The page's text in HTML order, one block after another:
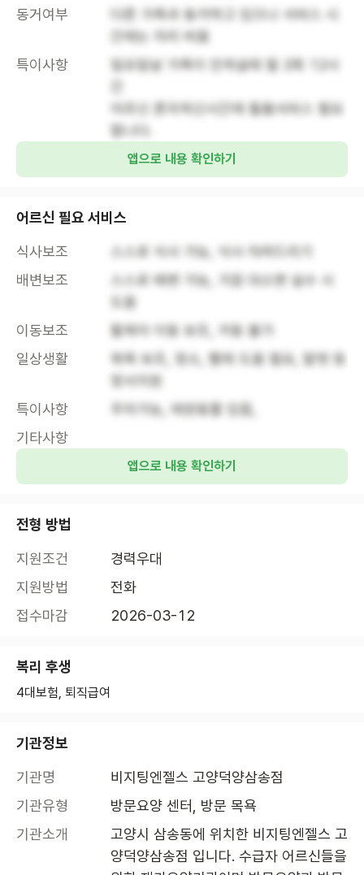
동거여부
다른 가족과 동거하고 있으나 서비스 시
간에는 자리 비움
특이사항
일요일날 가족이 안계실때 월 2회 12시
어르신 혼자계신시간에 돌봄서비스 필요
합니다.
앱으로 내용 확인하기
어르신 필요 서비스
식사보조
스스로 식사 가능, 식사 차려드리기
배변보조
스스로 배변 가능, 가끔 대소변 실수 시
도움
이동보조
휠체어 이동 보조, 거동 불가
일상생활
목욕 보조, 청소, 빨래 도움 필요, 말벗 등
정서지원
특이사항
주차가능, 애완동물 있음,
기타사항
앱으로 내용 확인하기
전형 방법
지원조건
경력우대
지원방법
전화
접수마감
2026-03-12
복리 후생
4대보험, 퇴직급여
기관정보
기관명
비지팅엔젤스 고양덕양삼송점
기관유형
방문요양 센터, 방문 목욕
기관소개
고양시 삼송동에 위치한 비지팅엔젤스 고
양덕양삼송점 입니다. 수급자 어르신들을